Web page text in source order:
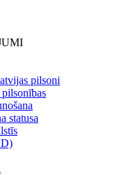
pilsoni
statusa